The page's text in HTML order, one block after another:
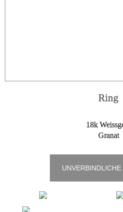
Ring
18k
Granat
UNVERBINDLICHE